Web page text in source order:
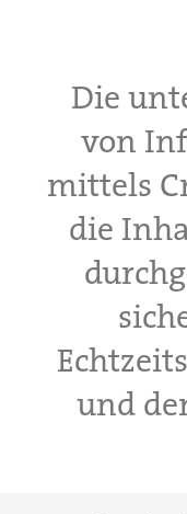
Die
von
mittels
die
und